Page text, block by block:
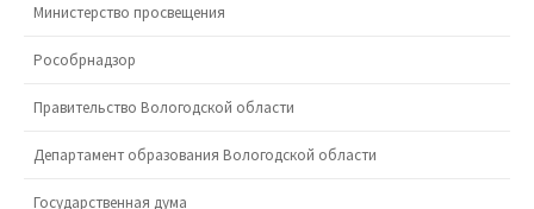
Министерство просвещения
Рособрнадзор
Правительство Вологодской области
Департамент образования Вологодской области
Государственная дума